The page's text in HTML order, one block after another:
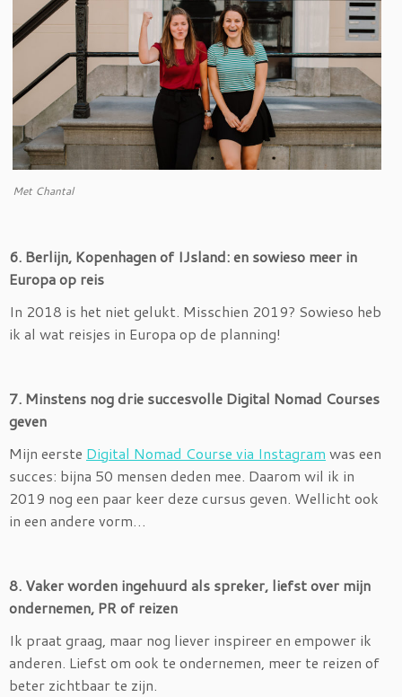
Met Chantal
6. Berlijn, Kopenhagen of IJsland: en sowieso meer in
Europa op reis
In 2018 is het niet gelukt. Misschien 2019? Sowieso heb
ik al wat reisjes in Europa op de planning!
7. Minstens nog drie succesvolle Digital Nomad Courses
geven
Mijn eerste Digital Nomad Course via Instagram was een
succes: bijna 50 mensen deden mee. Daarom wil ik in
2019 nog een paar keer deze cursus geven. Wellicht ook
in een andere vorm…
8. Vaker worden ingehuurd als spreker, liefst over mijn
ondernemen, PR of reizen
Ik praat graag, maar nog liever inspireer en empower ik
anderen. Liefst om ook te ondernemen, meer te reizen of
beter zichtbaar te zijn.